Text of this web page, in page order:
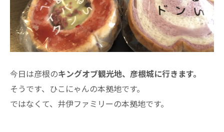
今日は彦根のキングオブ観光地、彦根城に行きます。
そうです、ひこにゃんの本拠地です。
ではなくて、井伊ファミリーの本拠地です。